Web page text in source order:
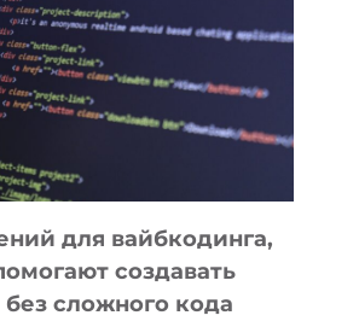
ИНСТРУМЕНТОВ
ДЛЯ
РАБОТЫ
для вайбкодинга,
создавать
сложного кода